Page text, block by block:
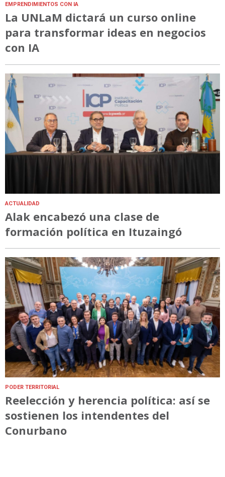
EMPRENDIMIENTOS CON IA
La UNLaM dictará un curso online
para transformar ideas en negocios
con IA
ACTUALIDAD
Alak encabezó una clase de
formación política en Ituzaingó
PODER TERRITORIAL
Reelección y herencia política: así se
sostienen los intendentes del
Conurbano